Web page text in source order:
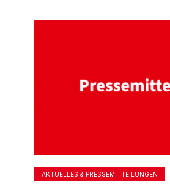
AKTUELLES & PRESSEMITTEILUNGEN